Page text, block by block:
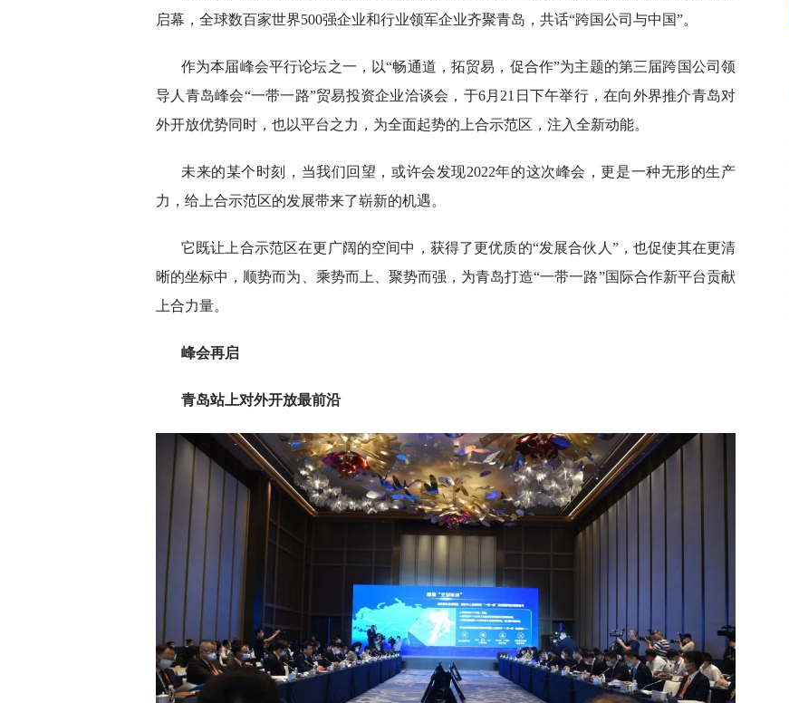
启幕，全球数百家世界500强企业和行业领军企业齐聚青岛，共话“跨国公司与中国”。
作为本届峰会平行论坛之一，以“畅通道，拓贸易，促合作”为主题的第三届跨国公司领
导人青岛峰会“一带一路”贸易投资企业洽谈会，于6月21日下午举行，在向外界推介青岛对
外开放优势同时，也以平台之力，为全面起势的上合示范区，注入全新动能。
未来的某个时刻，当我们回望，或许会发现2022年的这次峰会，更是一种无形的生产
力，给上合示范区的发展带来了崭新的机遇。
它既让上合示范区在更广阔的空间中，获得了更优质的“发展合伙人”，也促使其在更清
晰的坐标中，顺势而为、乘势而上、聚势而强，为青岛打造“一带一路”国际合作新平台贡献
上合力量。
峰会再启
青岛站上对外开放最前沿